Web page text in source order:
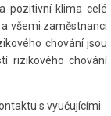
pozitivní klima celé
všemi zaměstnanci
chování jsou
rizikového chování
s vyučujícími